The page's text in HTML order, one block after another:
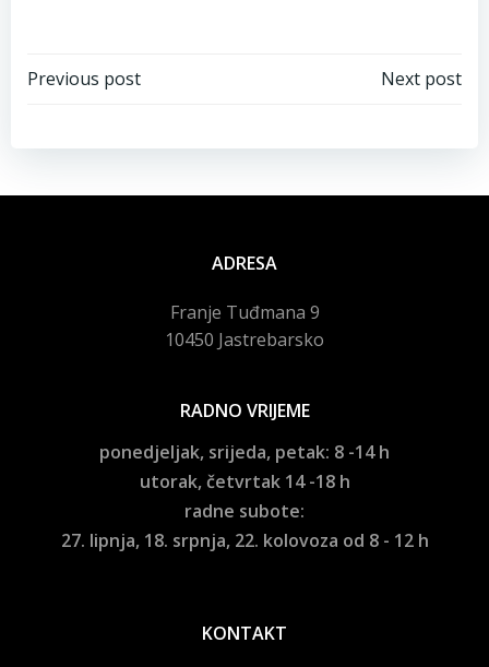
Navigacija
objava
Previous post
Navigacija
objava
Next post
ADRESA
Franje Tuđmana 9
10450 Jastrebarsko
RADNO VRIJEME
ponedjeljak, srijeda, petak: 8 -14 h
utorak, četvrtak 14 -18 h
radne subote:
27. lipnja, 18. srpnja, 22. kolovoza od 8 - 12 h
KONTAKT